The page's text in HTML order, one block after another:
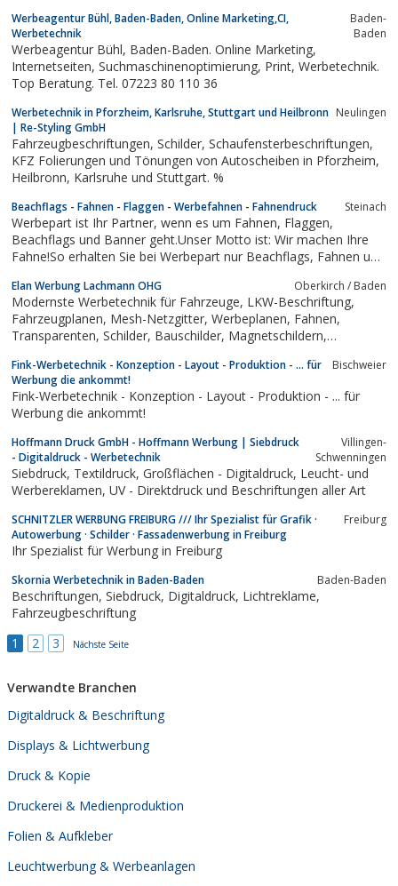
Werbeagentur Bühl, Baden-Baden, Online Marketing,CI,
Werbetechnik
Baden-
Baden
Werbeagentur Bühl, Baden-Baden. Online Marketing,
Internetseiten, Suchmaschinenoptimierung, Print, Werbetechnik.
Top Beratung. Tel. 07223 80 110 36
Werbetechnik in Pforzheim, Karlsruhe, Stuttgart und Heilbronn
| Re-Styling GmbH
Neulingen
Fahrzeugbeschriftungen, Schilder, Schaufensterbeschriftungen,
KFZ Folierungen und Tönungen von Autoscheiben in Pforzheim,
Heilbronn, Karlsruhe und Stuttgart. %
Beachflags - Fahnen - Flaggen - Werbefahnen - Fahnendruck Steinach
Werbepart ist Ihr Partner, wenn es um Fahnen, Flaggen,
Beachflags und Banner geht.Unser Motto ist: Wir machen Ihre
Fahne!So erhalten Sie bei Werbepart nur Beachflags, Fahnen und
brillanten -exzellenten Farbendeutschen Qualitätsstoffen auf
denen gedruckt...
Elan Werbung Lachmann OHG Oberkirch / Baden
Modernste Werbetechnik für Fahrzeuge, LKW-Beschriftung,
Fahrzeugplanen, Mesh-Netzgitter, Werbeplanen, Fahnen,
Transparenten, Schilder, Bauschilder, Magnetschildern,
Buswerbung, Roll-Up-Displays, PVC-Folien, Fassaden oder auf
Textilien.
Fink-Werbetechnik - Konzeption - Layout - Produktion - ... für
Werbung die ankommt!
Bischweier
Fink-Werbetechnik - Konzeption - Layout - Produktion - ... für
Werbung die ankommt!
Hoffmann Druck GmbH - Hoffmann Werbung | Siebdruck
- Digitaldruck - Werbetechnik
Villingen-
Schwenningen
Siebdruck, Textildruck, Großflächen - Digitaldruck, Leucht- und
Werbereklamen, UV - Direktdruck und Beschriftungen aller Art
SCHNITZLER WERBUNG FREIBURG /// Ihr Spezialist für Grafik ·
Autowerbung · Schilder · Fassadenwerbung in Freiburg
Freiburg
Ihr Spezialist für Werbung in Freiburg
Skornia Werbetechnik in Baden-Baden Baden-Baden
Beschriftungen, Siebdruck, Digitaldruck, Lichtreklame,
Fahrzeugbeschriftung
1
2 3 Nächste Seite
Verwandte Branchen
Digitaldruck & Beschriftung
Displays & Lichtwerbung
Druck & Kopie
Druckerei & Medienproduktion
Folien & Aufkleber
Leuchtwerbung & Werbeanlagen